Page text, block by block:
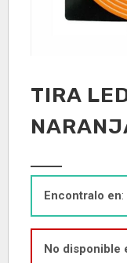
TIRA
Encontralo en:
No disponible